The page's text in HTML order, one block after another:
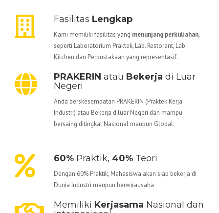
Fasilitas Lengkap
Kami memiliki fasilitas yang menunjang perkuliahan,
seperti Laboratorium Praktek, Lab. Restorant, Lab.
Kitchen dan Perpustakaan yang representasif.
PRAKERIN atau Bekerja di Luar
Negeri
Anda berskesempatan PRAKERIN (Praktek Kerja
Industri) atau Bekerja diluar Negeri dan mampu
bersaing ditingkat Nasional maupun Global.
60% Praktik, 40% Teori
Dengan 60% Praktik, Mahasiswa akan siap bekerja di
Dunia Industri maupun berwirausaha
Memiliki Kerjasama Nasional dan